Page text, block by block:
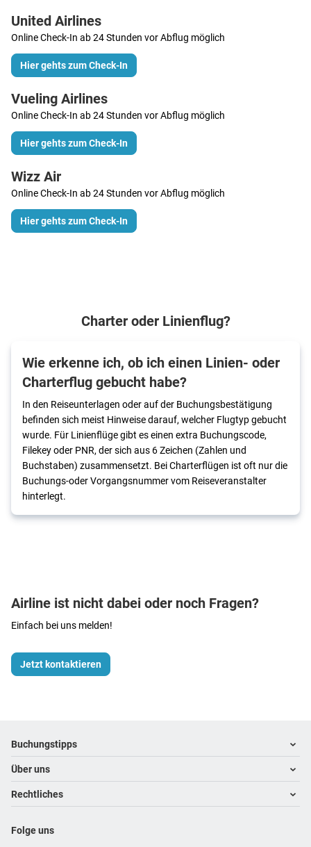
United Airlines
Online Check-In ab 24 Stunden vor Abflug möglich
Hier gehts zum Check-In
Vueling Airlines
Online Check-In ab 24 Stunden vor Abflug möglich
Hier gehts zum Check-In
Wizz Air
Online Check-In ab 24 Stunden vor Abflug möglich
Hier gehts zum Check-In
Charter oder Linienflug?
Wie erkenne ich, ob ich einen Linien- oder
Charterflug gebucht habe?
In den Reiseunterlagen oder auf der Buchungsbestätigung
befinden sich meist Hinweise darauf, welcher Flugtyp gebucht
wurde. Für Linienflüge gibt es einen extra Buchungscode,
Filekey oder PNR, der sich aus 6 Zeichen (Zahlen und
Buchstaben) zusammensetzt. Bei Charterflügen ist oft nur die
Buchungs-oder Vorgangsnummer vom Reiseveranstalter
hinterlegt.
Airline ist nicht dabei oder noch Fragen?
Einfach bei uns melden!
Jetzt kontaktieren
Footer navigation
Buchungstipps
Warum im Reisebüro buchen
Hoteltipps
Reisewelten
Über uns
Kontakt
Karriere
Rechtliches
Folge uns